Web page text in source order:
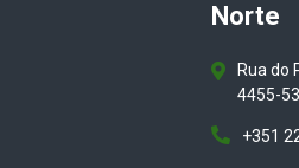
Norte
Rua do
4455-
+351